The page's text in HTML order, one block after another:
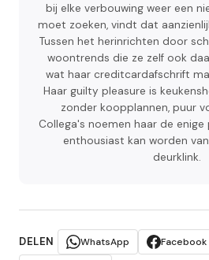
bij elke verbouwing weer een
moet zoeken, vindt dat
Tussen het herinrichten door
woontrends die ze zelf ook
wat haar creditcardafschrift
Haar guilty pleasure is
zonder koopplannen, puur
Collega's noemen haar de
enthousiast kan worden
deurklink.
DELEN WhatsApp Facebook